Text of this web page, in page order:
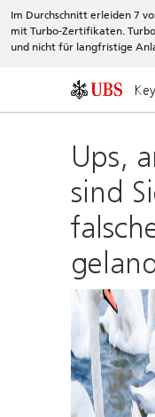
Im Durchschnitt erleiden 7
mit Turbo-Zertifikaten.
und nicht für langfristige
Ups,
sind